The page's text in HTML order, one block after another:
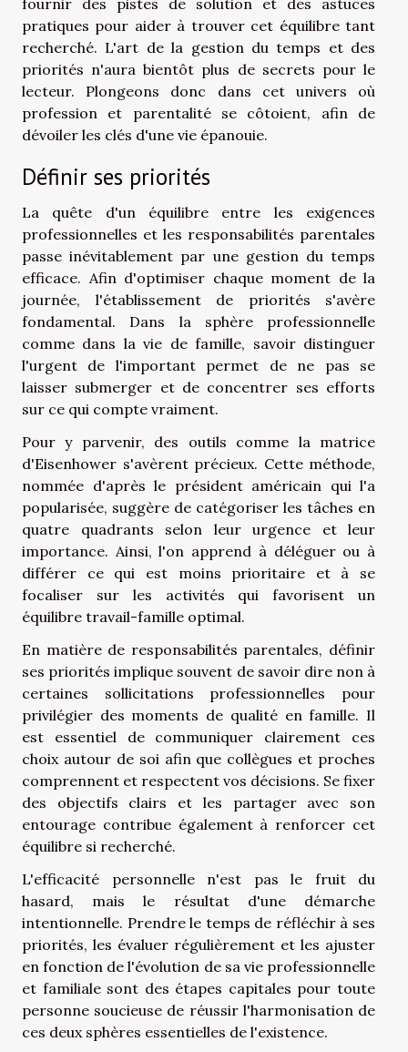
pratiques pour aider à trouver cet équilibre tant
recherché. L'art de la gestion du temps et des
priorités n'aura bientôt plus de secrets pour le
lecteur. Plongeons donc dans cet univers où
profession et parentalité se côtoient, afin de
dévoiler les clés d'une vie épanouie.
Définir ses priorités
La quête d'un équilibre entre les exigences
professionnelles et les responsabilités parentales
passe inévitablement par une gestion du temps
efficace. Afin d'optimiser chaque moment de la
journée, l'établissement de priorités s'avère
fondamental. Dans la sphère professionnelle
comme dans la vie de famille, savoir distinguer
l'urgent de l'important permet de ne pas se
laisser submerger et de concentrer ses efforts
sur ce qui compte vraiment.
Pour y parvenir, des outils comme la matrice
d'Eisenhower s'avèrent précieux. Cette méthode,
nommée d'après le président américain qui l'a
popularisée, suggère de catégoriser les tâches en
quatre quadrants selon leur urgence et leur
importance. Ainsi, l'on apprend à déléguer ou à
différer ce qui est moins prioritaire et à se
focaliser sur les activités qui favorisent un
équilibre travail-famille optimal.
En matière de responsabilités parentales, définir
ses priorités implique souvent de savoir dire non à
certaines sollicitations professionnelles pour
privilégier des moments de qualité en famille. Il
est essentiel de communiquer clairement ces
choix autour de soi afin que collègues et proches
comprennent et respectent vos décisions. Se fixer
des objectifs clairs et les partager avec son
entourage contribue également à renforcer cet
équilibre si recherché.
L'efficacité personnelle n'est pas le fruit du
hasard, mais le résultat d'une démarche
intentionnelle. Prendre le temps de réfléchir à ses
priorités, les évaluer régulièrement et les ajuster
en fonction de l'évolution de sa vie professionnelle
et familiale sont des étapes capitales pour toute
personne soucieuse de réussir l'harmonisation de
ces deux sphères essentielles de l'existence.